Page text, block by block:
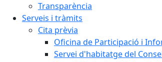
Transparència
Serveis i tràmits
Cita prèvia
Oficina de Participació i
Servei d'habitatge del